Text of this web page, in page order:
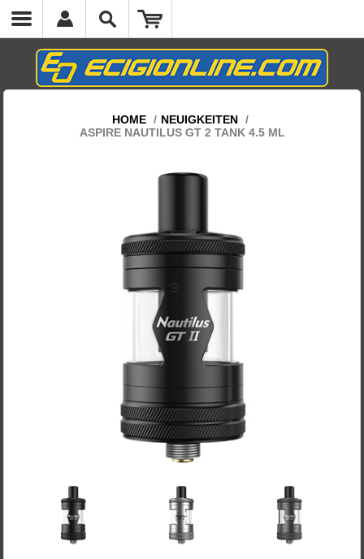
HOME / NEUIGKEITEN /
ASPIRE NAUTILUS GT 2 TANK 4.5 ML